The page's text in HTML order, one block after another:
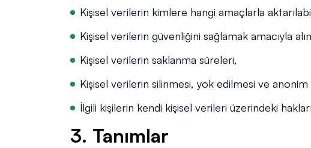
Kişisel verilerin kimlere hangi amaçlarla
Kişisel verilerin güvenliğini sağlamak amacıyla
Kişisel verilerin saklanma süreleri,
Kişisel verilerin silinmesi, yok edilmesi ve
İlgili kişilerin kendi kişisel verileri üzerindeki
3. Tanımlar